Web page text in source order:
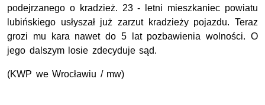
podejrzanego o kradzież. 23 - letni mieszkaniec powiatu
lubińskiego usłyszał już zarzut kradzieży pojazdu. Teraz
grozi mu kara nawet do 5 lat pozbawienia wolności. O
jego dalszym losie zdecyduje sąd.
(KWP we Wrocławiu / mw)